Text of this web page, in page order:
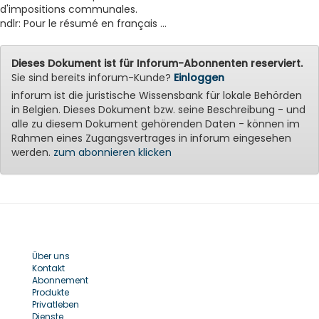
d'impositions communales.
ndlr: Pour le résumé en français ...
Dieses Dokument ist für Inforum-Abonnenten reserviert.
Sie sind bereits inforum-Kunde? Einloggen
inforum ist die juristische Wissensbank für lokale Behörden
in Belgien. Dieses Dokument bzw. seine Beschreibung - und
alle zu diesem Dokument gehörenden Daten - können im
Rahmen eines Zugangsvertrages in inforum eingesehen
werden. zum abonnieren klicken
Über uns
Kontakt
Abonnement
Produkte
Privatleben
Dienste